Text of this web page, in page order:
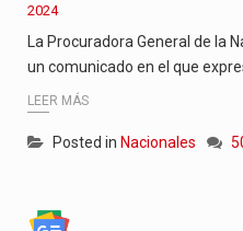
2024
La Procuradora General de la
un comunicado en el que
LEER MÁS
Posted in Nacionales